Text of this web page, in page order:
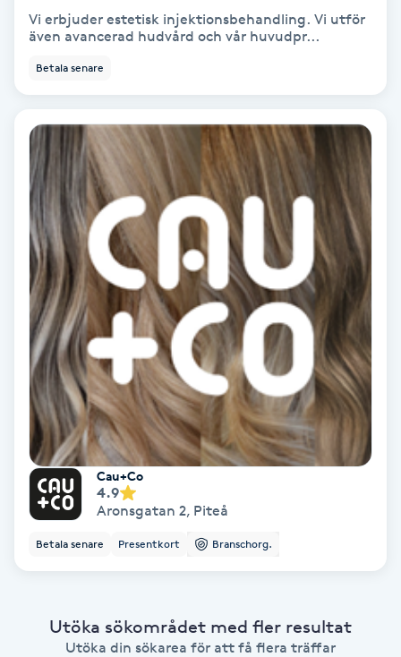
Färgning
Gel naglar
Gelenaglar
Gellack
Gellack med förstärkning
Gravidmassage
Gravidyoga
Gruppträning
Gua Sha-massage
Headspa
Vi erbjuder estetisk injektionsbehandling. Vi utför
även avancerad hudvård och vår huvudpr...
Betala senare
Cau+Co
4.9
Aronsgatan 2, Piteå
Betala senare Presentkort Branschorg.
Utöka sökområdet med fler resultat
Utöka din sökarea för att få flera träffar